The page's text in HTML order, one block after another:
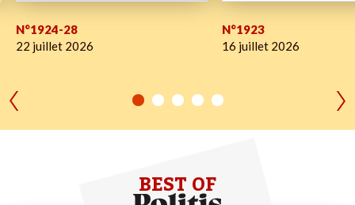
N°1924-28
22 juillet 2026
N°1923
16 juillet 2026
BEST OF